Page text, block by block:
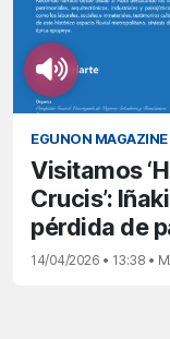
EGUNON MAGAZINE
Visitamos
Crucis’:
pérdida de
14/04/2026 • 13:38 •